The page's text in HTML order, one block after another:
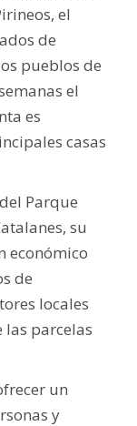
el
de
pueblos de
el
es
casas
Parque
su
económico
de
locales
las parcelas
un
y